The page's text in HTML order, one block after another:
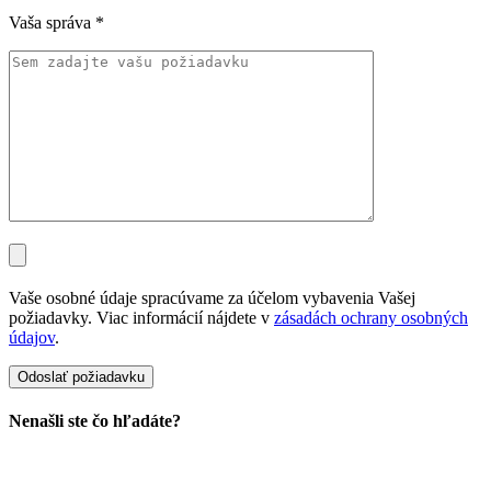
Vaša správa *
Vaše osobné údaje spracúvame za účelom vybavenia Vašej
požiadavky. Viac informácií nájdete v zásadách ochrany osobných
údajov.
Nenašli ste čo hľadáte?